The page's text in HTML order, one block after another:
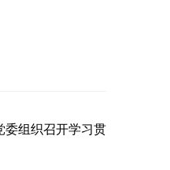
委组织召开学习贯